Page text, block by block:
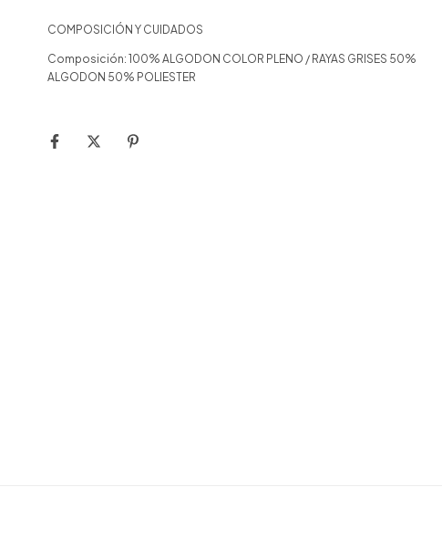
COMPOSICIÓN Y CUIDADOS
Composición: 100% ALGODON COLOR PLENO / RAYAS GRISES 50%
ALGODON 50% POLIESTER